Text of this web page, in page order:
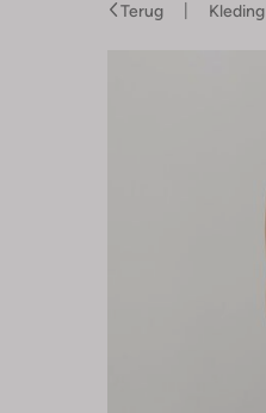
Terug Kleding